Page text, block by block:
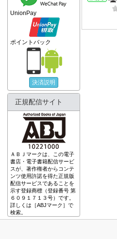
UnionPay
ポイントバック
決済説明
正規配信サイト
ＡＢＪマークは、この電子
書店・電子書籍配信サービ
スが、著作権者からコンテ
ンツ使用許諾を得た正規版
配信サービスであることを
示す登録商標（登録番号 第
６０９１７１３号）です。
詳しくは［ABJマーク］で
検索。